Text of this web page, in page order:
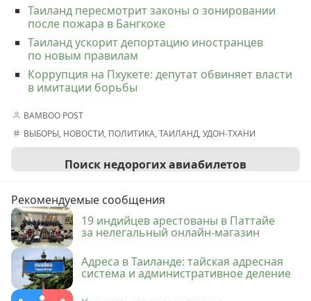
Таиланд пересмотрит законы о зонировании
после пожара в Бангкоке
Таиланд ускорит депортацию иностранцев
по новым правилам
Коррупция на Пхукете: депутат обвиняет власти
в имитации борьбы
BAMBOO POST
ВЫБОРЫ, НОВОСТИ, ПОЛИТИКА,ТАИЛАНД,УДОН-ТХАНИ
Поиск недорогих авиабилетов
Рекомендуемые сообщения
19 индийцев арестованы в Паттайе
за нелегальный онлайн-магазин
Адреса в Таиланде: тайская адресная
система и административное деление